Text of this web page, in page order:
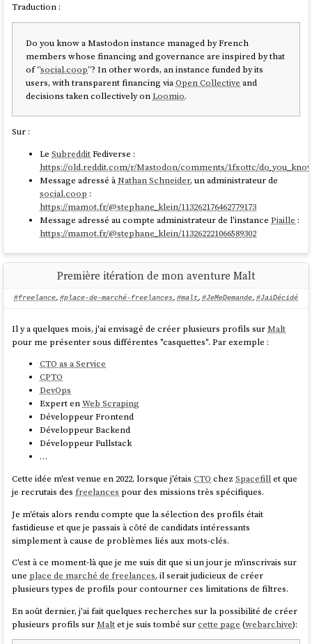
Traduction :
Do you know a Mastodon instance managed by French
members whose financing and governance are inspired by that
of “social.coop”? In other words, an instance funded by its
users, with transparent financing viaOpen Collective and
decisions taken collectively onLoomio.
Sur :
LeSubredditFediverse :
https://old.reddit.com/r/Mastodon/comments/1fxottc/
Message adressé àNathan Schneider, un administrateur de
social.coop :
https://mamot.fr/@stephane_klein/113262176462779173
Message adressé au compte administrateur de l'instancePiaille :
https://mamot.fr/@stephane_klein/113262221066589302
Première itération de mon aventure Malt
#freelance, #place-de-marché-freelances, #malt, #JeMeDemande, #JaiDécidé
Il y a quelques mois, j'ai envisagé de créer plusieurs profils surMalt
pour me présenter sous différentes "casquettes". Par exemple :
CTO as a Service
CPTO
DevOps
Expert enWeb Scraping
Développeur Frontend
Développeur Backend
Développeur Fullstack
…
Cette idée m'est venue en 2022, lorsque j'étaisCTO chezSpacefillet que
je recrutais desfreelances pour des missions très spécifiques.
Je m'étais alors rendu compte que la sélection des profils était
fastidieuse et que je passais à côté de candidats intéressants
simplement à cause de problèmes liés aux mots-clés.
C'est à ce moment-là que je me suis dit que si un jour je m'inscrivais sur
une place de marché de freelances, il serait judicieux de créer
plusieurs types de profils pour contourner ces limitations de filtres.
En août dernier, j'ai fait quelques recherches sur la possibilité de créer
plusieurs profils surMaltet je suis tombé surcette page (webarchive):